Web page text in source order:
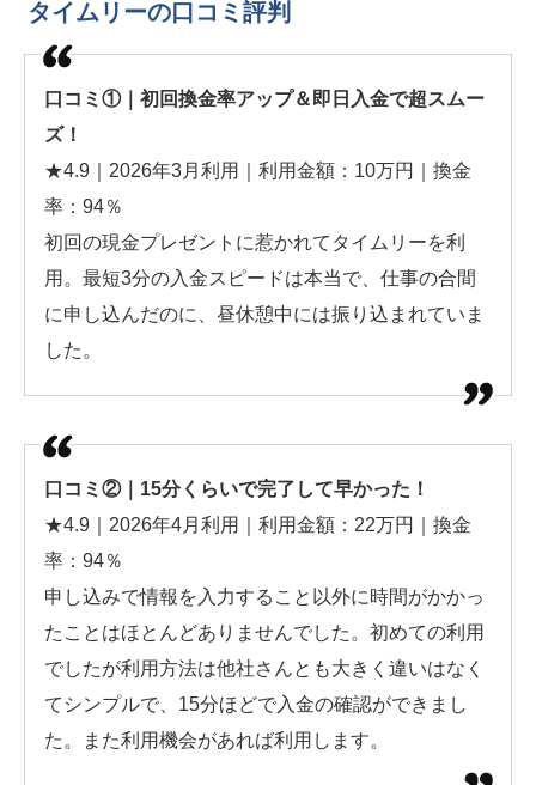
タイムリーの口コミ評判
口コミ①｜初回換金率アップ＆即日入金で超スムー
ズ！
★4.9｜2026年3月利用｜利用金額：10万円｜換金
率：94％
初回の現金プレゼントに惹かれてタイムリーを利
用。最短3分の入金スピードは本当で、仕事の合間
に申し込んだのに、昼休憩中には振り込まれていま
した。
口コミ②｜15分くらいで完了して早かった！
★4.9｜2026年4月利用｜利用金額：22万円｜換金
率：94％
申し込みで情報を入力すること以外に時間がかかっ
たことはほとんどありませんでした。初めての利用
でしたが利用方法は他社さんとも大きく違いはなく
てシンプルで、15分ほどで入金の確認ができまし
た。また利用機会があれば利用します。